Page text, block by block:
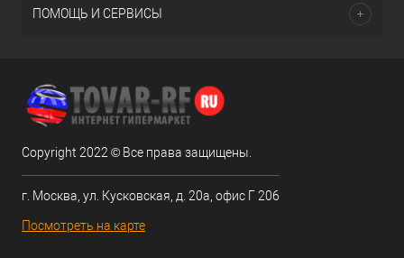
ПОМОЩЬ И СЕРВИСЫ
Copyright 2022 © Все права защищены.
г. Москва, ул. Кусковская, д. 20а, офис Г 206
Посмотреть на карте